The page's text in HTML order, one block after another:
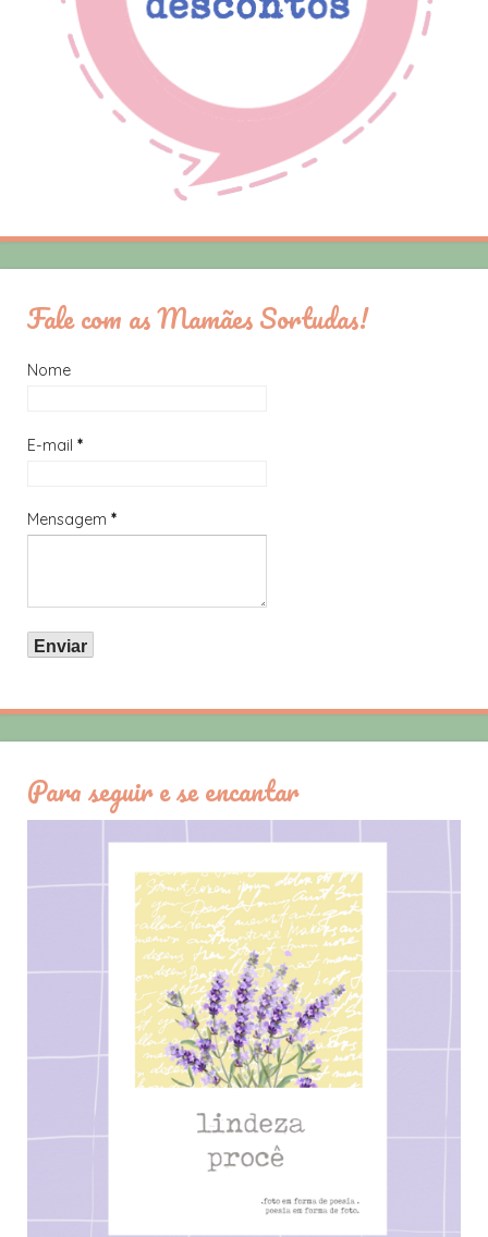
Fale com as Mamães Sortudas!
Nome
E-mail *
Mensagem *
Para seguir e se encantar